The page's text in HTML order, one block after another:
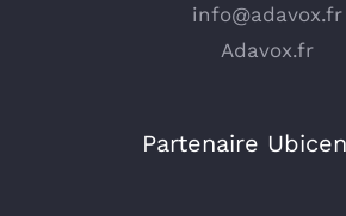
info@adavox.fr
Adavox.fr
Partenaire